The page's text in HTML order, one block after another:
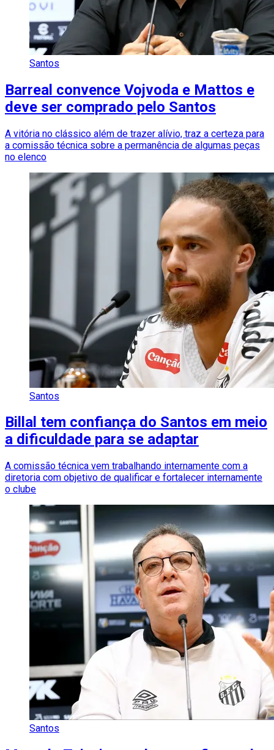
Santos
Barreal convence Vojvoda e Mattos e
deve ser comprado pelo Santos
A vitória no clássico além de trazer alívio, traz a certeza para
a comissão técnica sobre a permanência de algumas peças
no elenco
Santos
Billal tem confiança do Santos em meio
a dificuldade para se adaptar
A comissão técnica vem trabalhando internamente com a
diretoria com objetivo de qualificar e fortalecer internamente
o clube
Santos